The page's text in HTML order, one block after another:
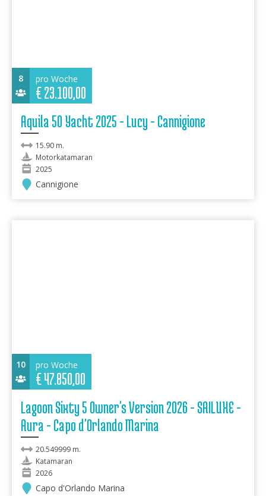
8 pro Woche
€23.100,00
Aquila 50 Yacht 2025 - Lucy - Cannigione
15.90 m.
Motorkatamaran
2025
Cannigione
10 pro Woche
€47.850,00
Lagoon Sixty 5 Owner's Version 2026 - SAILUXE -
Aura - Capo d'Orlando Marina
20.549999 m.
Katamaran
2026
Capo d'Orlando Marina